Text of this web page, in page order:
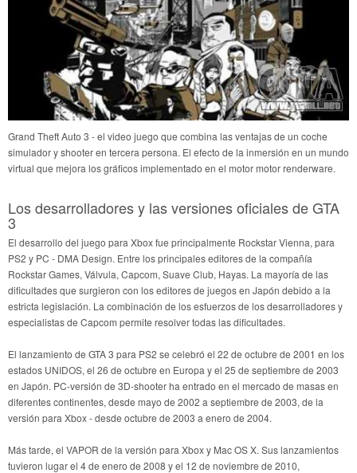
Grand Theft Auto 3 - el video juego que combina las ventajas de un coche
simulador y shooter en tercera persona. El efecto de la inmersión en un mundo
virtual que mejora los gráficos implementado en el motor motor renderware.
Los desarrolladores y las versiones oficiales de GTA
3
El desarrollo del juego para Xbox fue principalmente Rockstar Vienna, para
PS2 y PC - DMA Design. Entre los principales editores de la compañía
Rockstar Games, Válvula, Capcom, Suave Club, Hayas. La mayoría de las
dificultades que surgieron con los editores de juegos en Japón debido a la
estricta legislación. La combinación de los esfuerzos de los desarrolladores y
especialistas de Capcom permite resolver todas las dificultades.
El lanzamiento de GTA 3 para PS2 se celebró el 22 de octubre de 2001 en los
estados UNIDOS, el 26 de octubre en Europa y el 25 de septiembre de 2003
en Japón. PC-versión de 3D-shooter ha entrado en el mercado de masas en
diferentes continentes, desde mayo de 2002 a septiembre de 2003, de la
versión para Xbox - desde octubre de 2003 a enero de 2004.
Más tarde, el VAPOR de la versión para Xbox y Mac OS X. Sus lanzamientos
tuvieron lugar el 4 de enero de 2008 y el 12 de noviembre de 2010,